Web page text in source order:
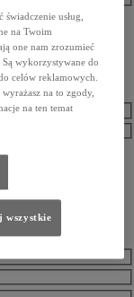
Toyota Chodzeń
I
usług,
na Twoim
one nam zrozumieć
wykorzystywane do
celów reklamowych.
na to zgody,
na ten temat
wszystkie